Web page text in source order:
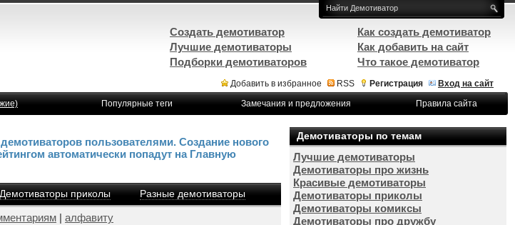
Добавить в избранное RSS Регистрация
Вход на сайт
Популярные теги Замечания и предложения Правила сайта
пользователями. Создание нового
автоматически попадут на Главную
Демотиваторы приколы Разные демотиваторы
| алфавиту
Демотиваторы по темам
Лучшие демотиваторы
Демотиваторы про жизнь
Красивые демотиваторы
Демотиваторы приколы
Демотиваторы комиксы
Демотиваторы про дружбу
Создать демотиватор
Лучшие демотиваторы
Подборки демотиваторов
Как создать демотиватор
Как добавить на сайт
Что такое демотиватор